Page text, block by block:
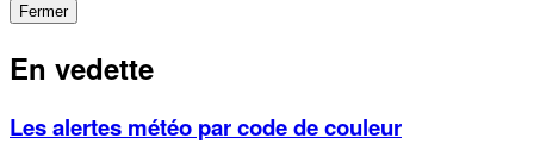
Fermer
En vedette
Les alertes météo par code de couleur